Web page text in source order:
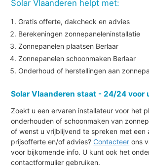
Solar Vlaanderen helpt met:
Gratis offerte, dakcheck en advies
Berekeningen zonnepaneleninstallatie
Zonnepanelen plaatsen Berlaar
Zonnepanelen schoonmaken Berlaar
Onderhoud of herstellingen aan
Solar Vlaanderen staat - 24/24 voor
Zoekt u een ervaren installateur voor het
onderhouden of schoonmaken van
of wenst u vrijblijvend te spreken met een
prijsofferte en/of advies? Contacteer ons
voor bijkomende info. U kunt ook het
contactformulier gebruiken.